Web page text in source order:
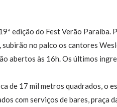
edição do Fest Verão Paraíba.
no palco os cantores
abertos às 16h. Os últimos
de 17 mil metros quadrados, o
com serviços de bares, praça